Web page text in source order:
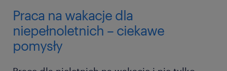
Praca na wakacje dla
niepełnoletnich – ciekawe
pomysły